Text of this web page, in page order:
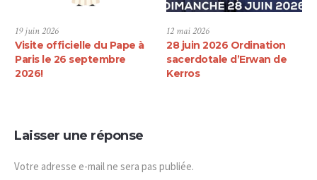
19 juin 2026
Visite officielle du Pape à
Paris le 26 septembre
2026!
12 mai 2026
28 juin 2026 Ordination
sacerdotale d’Erwan de
Kerros
Laisser une réponse
Votre adresse e-mail ne sera pas publiée.